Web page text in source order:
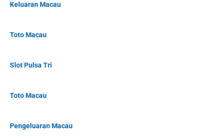
Keluaran Macau
Toto Macau
Slot Pulsa Tri
Toto Macau
Pengeluaran Macau